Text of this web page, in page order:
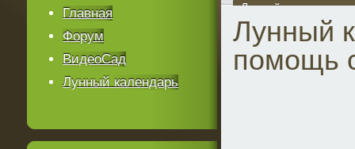
Лунный календарь –
Лунный
помощь
Главная
Форум
ВидеоСад
Лунный календарь